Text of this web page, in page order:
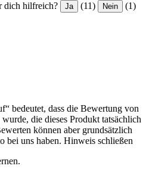
dich hilfreich? Ja (11) Nein (1)
bedeutet, dass die Bewertung von
die dieses Produkt tatsächlich
können aber grundsätzlich
bei uns haben. Hinweis schließen